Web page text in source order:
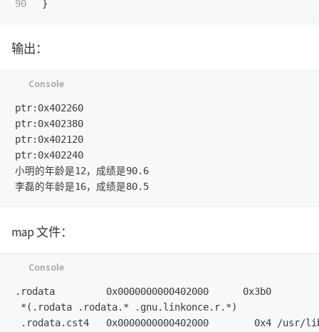
}
输出：
ptr:0x402260
ptr:0x402380
ptr:0x402120
ptr:0x402240
小明的年龄是12，成绩是90.6
map 文件：
.rodata         0x0000000000402000      0x3b0
*(.rodata .rodata.* .gnu.linkonce.r.*)
.rodata.cst4   0x0000000000402000        0x4 /